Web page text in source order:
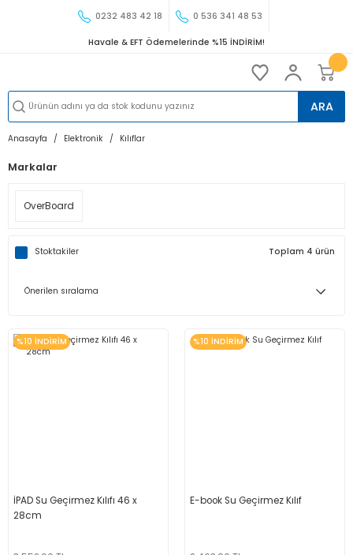
0232 483 42 18 0 536 341 48 53
Havale & EFT Ödemelerinde %15 İNDİRİM!
ARA
Anasayfa Elektronik Kılıflar
Markalar
OverBoard
Stoktakiler Toplam 4 ürün
%10 İNDİRİM
İPAD Su Geçirmez Kılıfı 46 x
28cm
%10 İNDİRİM
E-book Su Geçirmez Kılıf